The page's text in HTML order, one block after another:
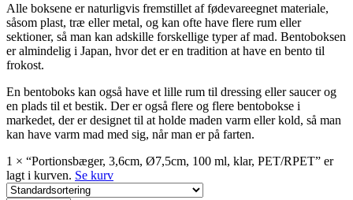
Alle boksene er naturligvis fremstillet af fødevareegnet materiale,
såsom plast, træ eller metal, og kan ofte have flere rum eller
sektioner, så man kan adskille forskellige typer af mad. Bentoboksen
er almindelig i Japan, hvor det er en tradition at have en bento til
frokost.
En bentoboks kan også have et lille rum til dressing eller saucer og
en plads til et bestik. Der er også flere og flere bentobokse i
markedet, der er designet til at holde maden varm eller kold, så man
kan have varm mad med sig, når man er på farten.
1 × “Portionsbæger, 3,6cm, Ø7,5cm, 100 ml, klar, PET/RPET” er
lagt i kurven. Se kurv